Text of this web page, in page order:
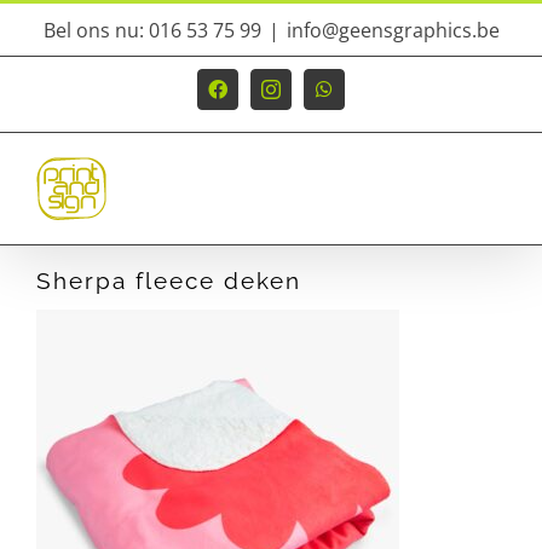
Ga
inhoud
Bel ons nu: 016 53 75 99 | info@geensgraphics.be
FacebookInstagramWhatsApp
Sherpa fleece deken